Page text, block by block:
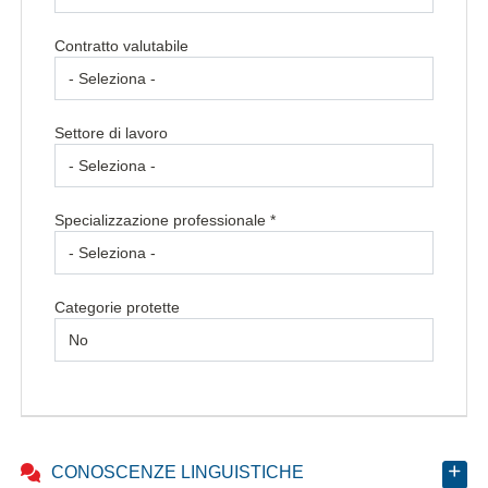
Contratto valutabile
Settore di lavoro
Specializzazione professionale *
Categorie protette
CONOSCENZE LINGUISTICHE